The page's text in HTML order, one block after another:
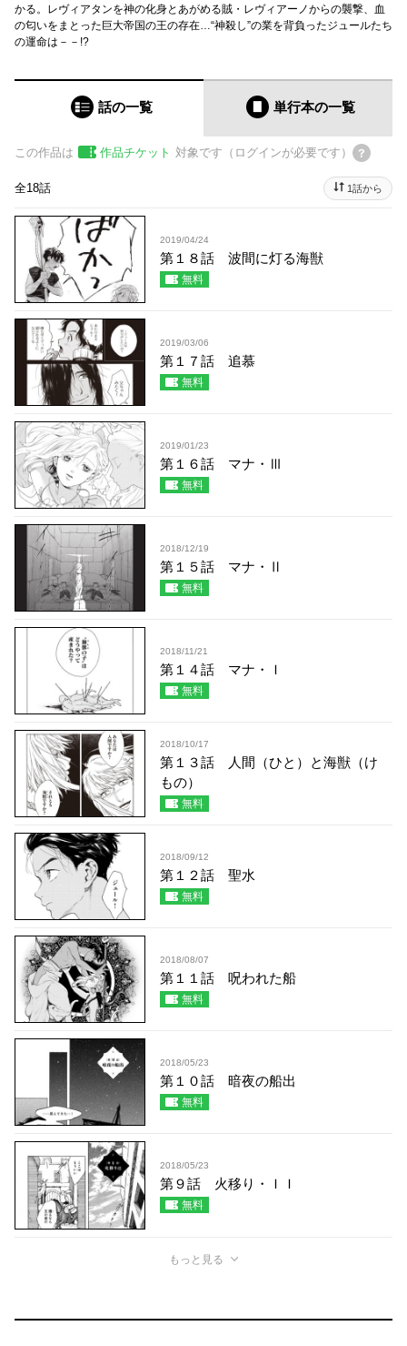
かる。レヴィアタンを神の化身とあがめる賊・レヴィアーノからの襲撃、血
の匂いをまとった巨大帝国の王の存在…“神殺し”の業を背負ったジュールたち
の運命は－－!?
話の一覧 単行本の一覧
この作品は 作品チケット 対象です（ログインが必要です）
全18話 1話から
2019/04/24
第１８話 波間に灯る海獣
無料
2019/03/06
第１７話 追慕
無料
2019/01/23
第１６話 マナ・Ⅲ
無料
2018/12/19
第１５話 マナ・Ⅱ
無料
2018/11/21
第１４話 マナ・Ｉ
無料
2018/10/17
第１３話 人間（ひと）と海獣（け
もの）
無料
2018/09/12
第１２話 聖水
無料
2018/08/07
第１１話 呪われた船
無料
2018/05/23
第１０話 暗夜の船出
無料
2018/05/23
第９話 火移り・ＩＩ
無料
もっと見る